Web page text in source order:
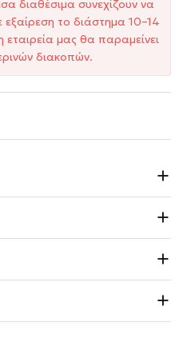
διαθέσιμα συνεχίζουν να
το διάστημα 10–14
μας θα παραμείνει
διακοπών.